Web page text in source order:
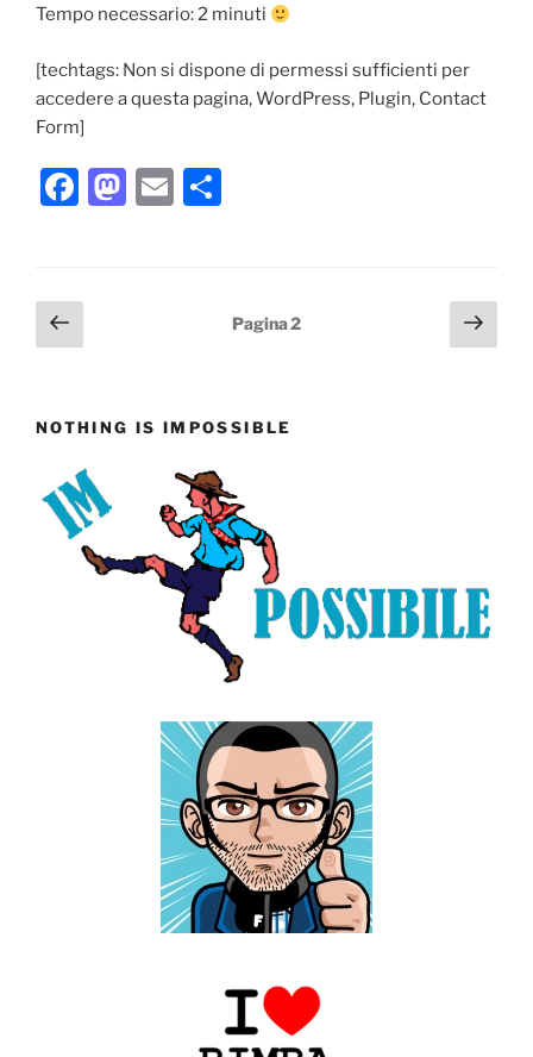
Tempo necessario: 2 minuti
[techtags: Non si dispone di permessi sufficienti per
accedere a questa pagina, WordPress, Plugin, Contact
Form]
F
e
b
o
M
n
E
vi
Paginazione
degli
Pagina
precedente
Pagina2
NOTHING IS IMPOSSIBLE